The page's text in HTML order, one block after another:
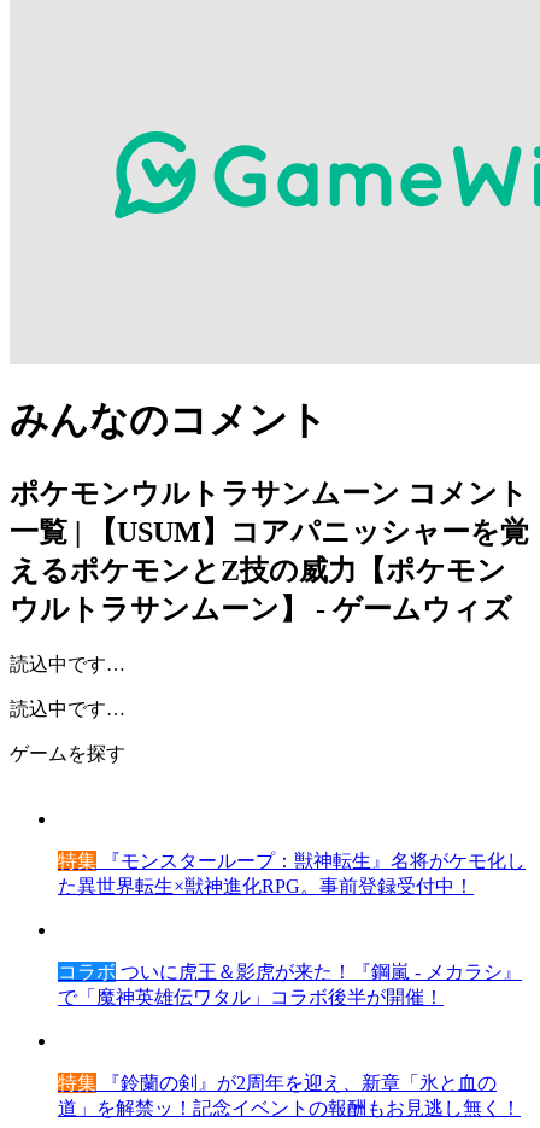
みんなのコメント
ポケモンウルトラサンムーン コメント
一覧 | 【USUM】コアパニッシャーを覚
えるポケモンとZ技の威力【ポケモン
ウルトラサンムーン】 - ゲームウィズ
読込中です…
読込中です…
ゲームを探す
特集 『モンスターループ：獣神転生』名将がケモ化し
た異世界転生×獣神進化RPG。事前登録受付中！
コラボ ついに虎王＆影虎が来た！『鋼嵐 - メカラシ』
で「魔神英雄伝ワタル」コラボ後半が開催！
特集 『鈴蘭の剣』が2周年を迎え、新章「氷と血の
道」を解禁ッ！記念イベントの報酬もお見逃し無く！